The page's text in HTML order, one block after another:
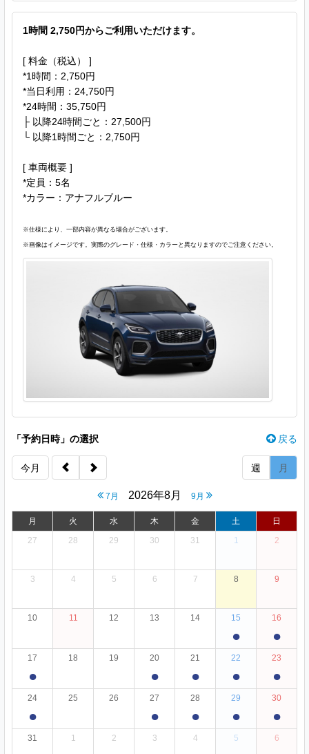
1時間 2,750円からご利用いただけます。
[ 料金（税込） ]
*1時間：2,750円
*当日利用：24,750円
*24時間：35,750円
├ 以降24時間ごと：27,500円
└ 以降1時間ごと：2,750円
[ 車両概要 ]
*定員：5名
*カラー：アナフルブルー
※仕様により、一部内容が異なる場合がございます。
※画像はイメージです。実際のグレード・仕様・カラーと異なりますのでご注意ください。
戻る
「予約日時」の選択
今月
7月 2026年8月 9月
週 月
月 火 水 木 金 土
日
27
28 29 30 31 1 2
3 4 5 6 7 8 9
10 11 12 13 14 15
●
16
●
17
●
18 19 20
●
21
●
22
●
23
●
24
●
25 26 27
●
28
●
29
●
30
●
31 1 2 3 4 5 6